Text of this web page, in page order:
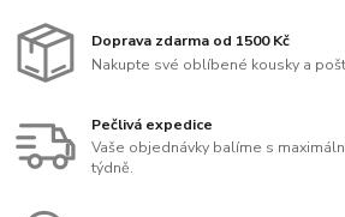
Doprava zdarma od 1500 Kč
Nakupte své oblíbené kousky a
Pečlivá expedice
Vaše objednávky balíme s
týdně.